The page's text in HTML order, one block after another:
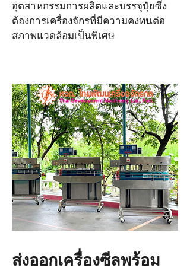
อุตสาหกรรมการผลิตและบรรจุปุ๋ยซึ่ง
ต้องการเครื่องจักรที่มีความคงทนต่อ
สภาพแวดล้อมเป็นพิเศษ
ส่งออกเครื่องซีลพร้อม